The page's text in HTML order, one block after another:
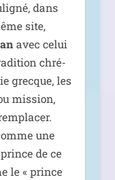
dans
site,
avec celui
chré­
grecque, les
mis­sion,
une
de ce
le « prince